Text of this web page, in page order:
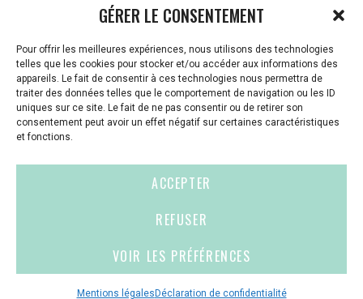
GÉRER LE CONSENTEMENT
Pour offrir les meilleures expériences, nous utilisons des technologies
telles que les cookies pour stocker et/ou accéder aux informations des
appareils. Le fait de consentir à ces technologies nous permettra de
traiter des données telles que le comportement de navigation ou les ID
uniques sur ce site. Le fait de ne pas consentir ou de retirer son
consentement peut avoir un effet négatif sur certaines caractéristiques
et fonctions.
ACCEPTER
REFUSER
VOIR LES PRÉFÉRENCES
Mentions légales Déclaration de confidentialité
CELLULE D’ÉCOUTE ET DE SOUTIEN PSYCHOLOGIQUE ET
Vous avez été témoin ou vous êtes victime de VSS ? Ou
vous êtes référent·es harcèlement en besoin de soutien
ou d’informations ?
01 87 20 30 90
violences-sexuelles-culture@audiens.org
presse
légales